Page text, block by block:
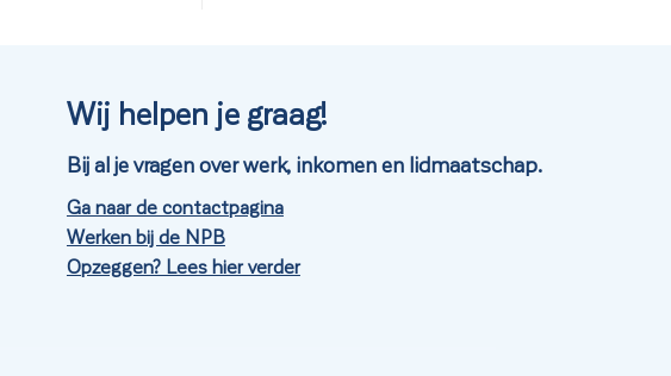
Wij helpen je graag!
Bij al je vragen over werk, inkomen en lidmaatschap.
Ga naar de contactpagina
Werken bij de NPB
Opzeggen? Lees hier verder